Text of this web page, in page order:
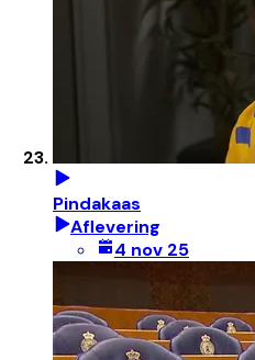
Pindakaas
Aflevering
4 nov 25